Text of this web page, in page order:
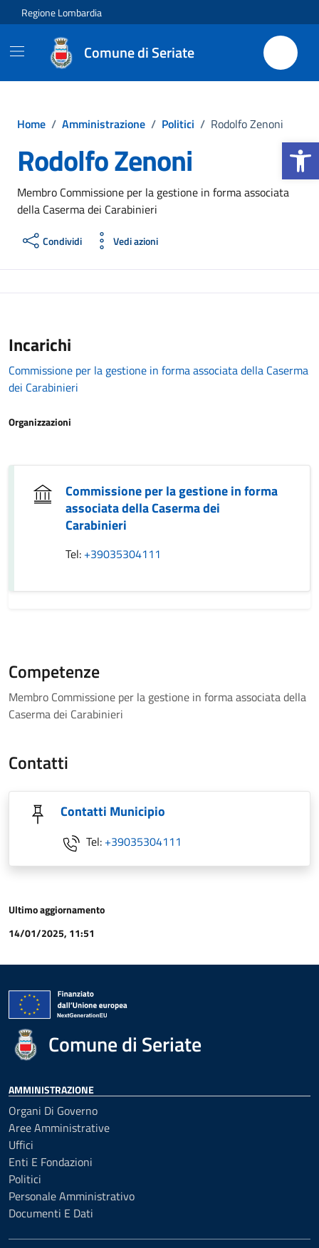
Apri la
Vai ai contenuti
Vai al footer
Regione Lombardia
Comune di Seriate
Home / Amministrazione / Politici / Rodolfo Zenoni
Rodolfo Zenoni
Membro Commissione per la gestione in forma associata
della Caserma dei Carabinieri
Condividi Vedi azioni
Incarichi
Commissione per la gestione in forma associata della Caserma
dei Carabinieri
Organizzazioni
Commissione per la gestione in forma
associata della Caserma dei
Carabinieri
Tel: +39035304111
Competenze
Membro Commissione per la gestione in forma associata della
Caserma dei Carabinieri
Contatti
Contatti Municipio
Tel: +39035304111
Ultimo aggiornamento
14/01/2025, 11:51
Comune di Seriate
AMMINISTRAZIONE
Organi Di Governo
Aree Amministrative
Uffici
Enti E Fondazioni
Politici
Personale Amministrativo
Documenti E Dati